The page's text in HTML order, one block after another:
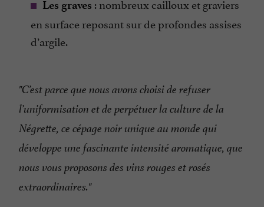
Les graves : nombreux cailloux et graviers
en surface reposant sur de profondes assises
d’argile.
"C’est parce que nous avons choisi de refuser
l’uniformisation et de perpétuer la culture de la
Négrette, ce cépage noir unique au monde qui
développe une fascinante intensité aromatique, que
nous vous proposons des vins rouges et rosés
extraordinaires."